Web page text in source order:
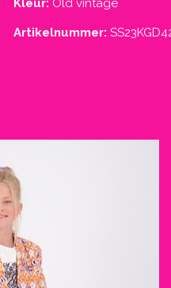
Kleur: Old vintage
Artikelnummer: